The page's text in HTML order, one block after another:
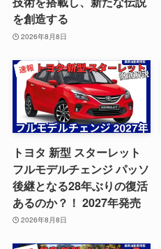
を創造する
2026年8月8日
トヨタ 新型 スターレット
フルモデルチェンジ パッソ
後継となる28年ぶりの復活
あるのか？！ 2027年発売
2026年8月8日